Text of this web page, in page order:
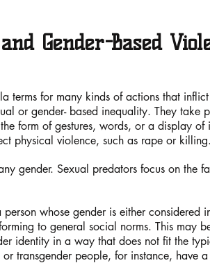
Gender-Based
terms for many kinds of actions that
or gender- based inequality. They take
form of gestures, words, or a display
physical violence, such as rape or killing.
gender. Sexual predators focus on the
whose gender is either considered
to general social norms. This may
identity in a way that does not fit the
transgender people, for instance, have